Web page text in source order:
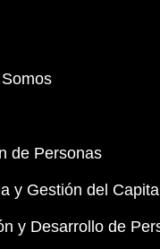
de Personas
y Gestión del
y Desarrollo de